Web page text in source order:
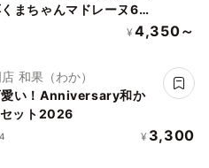
まちゃんマドレーヌ6個
不使用／ヴィーガン／グ
¥ 4,350～
和果（わか）
愛い！Anniversary和か
ット2026
¥ 3,300